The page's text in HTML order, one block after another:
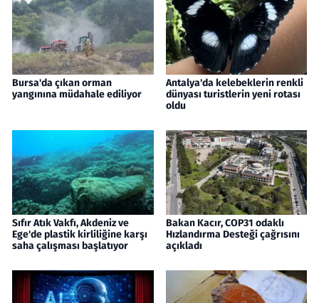
Bursa'da çıkan orman
yangınına müdahale ediliyor
Antalya'da kelebeklerin renkli
dünyası turistlerin yeni rotası
oldu
Sıfır Atık Vakfı, Akdeniz ve
Ege'de plastik kirliliğine karşı
saha çalışması başlatıyor
Bakan Kacır, COP31 odaklı
Hızlandırma Desteği çağrısını
açıkladı